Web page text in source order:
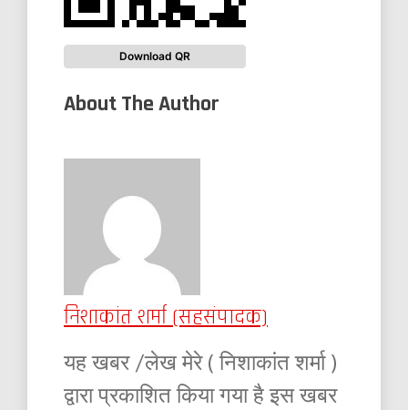
Download QR
About The Author
निशाकांत शर्मा (सहसंपादक)
यह खबर /लेख मेरे ( निशाकांत शर्मा )
द्वारा प्रकाशित किया गया है इस खबर